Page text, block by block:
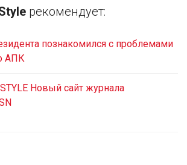
рекомендует:
познакомился с проблемами
АПК
Новый сайт журнала